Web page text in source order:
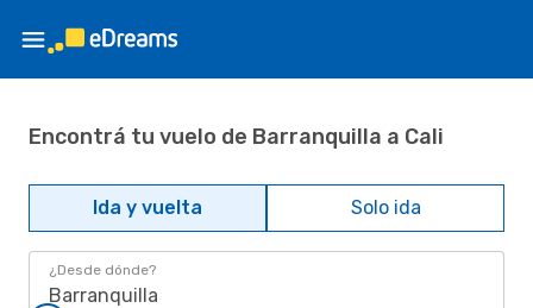
Encontrá tu vuelo de Barranquilla a Cali
Ida y vuelta Solo ida
¿Desde dónde?
Barranquilla